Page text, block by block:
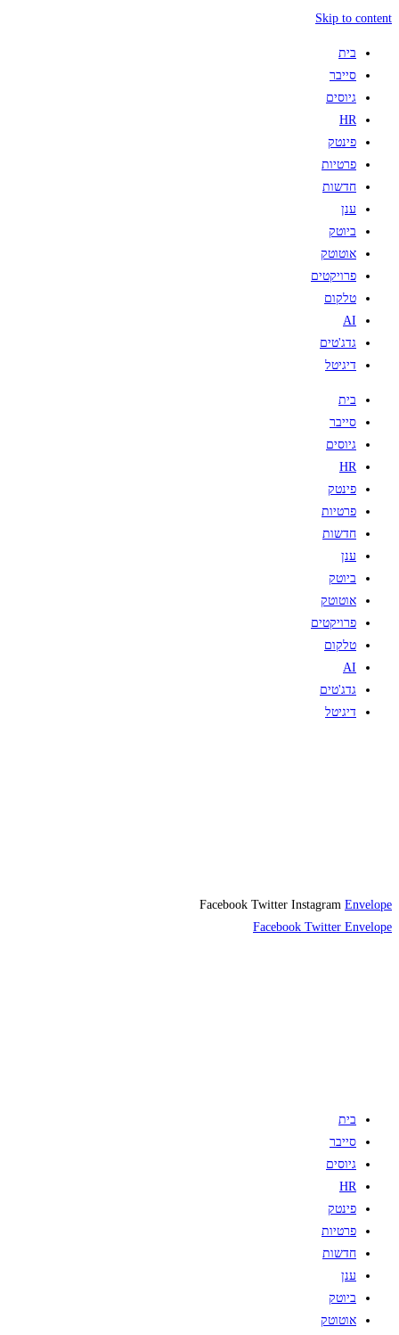
Skip to content
בית
סייבר
גיוסים
HR
פינטק
פרטיות
חדשות
ענן
ביוטק
אוטוטק
פרויקטים
טלקום
AI
גדג'טים
דיגיטל
בית
סייבר
גיוסים
HR
פינטק
פרטיות
חדשות
ענן
ביוטק
אוטוטק
פרויקטים
טלקום
AI
גדג'טים
דיגיטל
Facebook Twitter Instagram Envelope
Facebook Twitter Envelope
בית
סייבר
גיוסים
HR
פינטק
פרטיות
חדשות
ענן
ביוטק
אוטוטק